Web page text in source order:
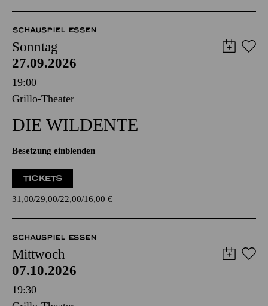
SCHAUSPIEL ESSEN
Sonntag
27.09.2026
19:00
Grillo-Theater
DIE WILDENTE
Besetzung einblenden
TICKETS
31,00 29,00 22,00 16,00 €
SCHAUSPIEL ESSEN
Mittwoch
07.10.2026
19:30